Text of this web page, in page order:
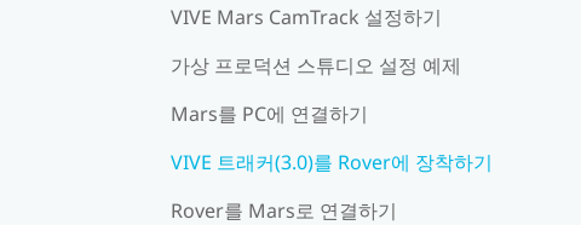
VIVE Mars CamTrack 설정하기
가상 프로덕션 스튜디오 설정 예제
Mars를 PC에 연결하기
VIVE 트래커(3.0)를 Rover에 장착하기
Rover를 Mars로 연결하기